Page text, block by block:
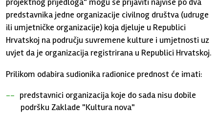
predstavnika jedne organizacije civilnog društva (udruge
ili umjetničke organizacije) koja djeluje u Republici
Hrvatskoj na području suvremene kulture i umjetnosti uz
uvjet da je organizacija registrirana u Republici Hrvatskoj.
Prilikom odabira sudionika radionice prednost će imati:
predstavnici organizacija koje do sada nisu dobile
podršku Zaklade "Kultura nova"